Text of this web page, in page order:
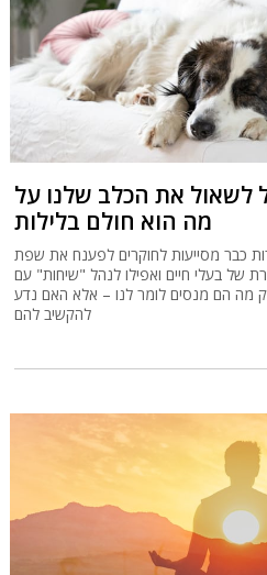
לשאול את הכלב שלנו על
מה הוא חולם בלילות
כבר מסייעות לחוקרים לפענח את שפת
של בעלי חיים ואפילו לנהל "שיחות" עם
מה הם מנסים לומר לנו – אלא האם נדע
להקשיב להם